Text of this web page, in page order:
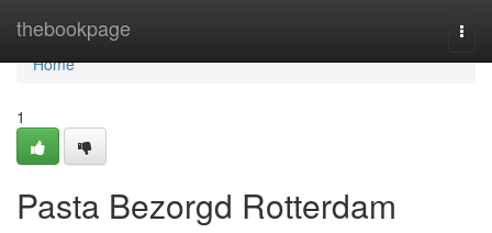
thebookpage
Home
Home
1
Pasta Bezorgd Rotterdam